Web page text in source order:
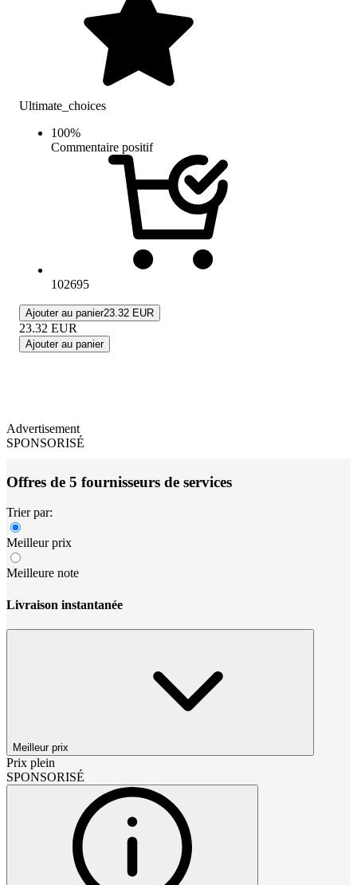
Ultimate_choices
100%
Commentaire positif
102695
Ajouter au panier23.32 EUR
23.32 EUR
Ajouter au panier
Advertisement
SPONSORISÉ
Offres de 5 fournisseurs de services
Trier par:
Meilleur prix
Meilleure note
Livraison instantanée
Meilleur prix
Prix plein
SPONSORISÉ